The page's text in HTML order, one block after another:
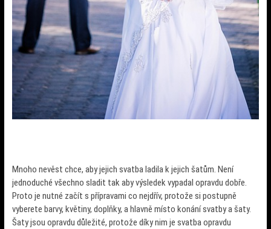
Mnoho nevěst chce, aby jejich svatba ladila k jejich šatům. Není
jednoduché všechno sladit tak aby výsledek vypadal opravdu dobře.
Proto je nutné začít s přípravami co nejdřív, protože si postupně
vyberete barvy, květiny, doplňky, a hlavně místo konání svatby a šaty.
Šaty jsou opravdu důležité, protože díky nim je svatba opravdu